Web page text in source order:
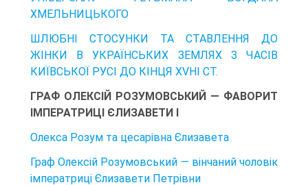
ХМЕЛЬНИЦЬКОГО
ШЛЮБНІ СТОСУНКИ ТА СТАВЛЕННЯ ДО
ЖІНКИ В УКРАЇНСЬКИХ ЗЕМЛЯХ З ЧАСІВ
КИЇВСЬКОЇ РУСІ ДО КІНЦЯ XVHI CT.
ГРАФ ОЛЕКСІЙ РОЗУМОВСЬКИЙ — ФАВОРИТ
ІМПЕРАТРИЦІ ЄЛИЗАВЕТИ І
Олекса Розум та цесарівна Єлизавета
Граф Олексій Розумовський — вінчаний чоловік
імператриці Єлизавети Петрівни